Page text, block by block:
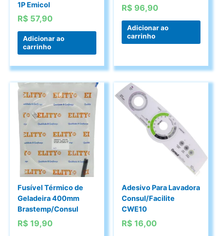
1P Emicol
R$ 57,90
Adicionar ao
carrinho
R$ 96,90
Adicionar ao
carrinho
Fusível Térmico de
Geladeira 400mm
Brastemp/Consul
R$ 19,90
Adesivo Para Lavadora
Consul/Facilite
CWE10
R$ 16,00